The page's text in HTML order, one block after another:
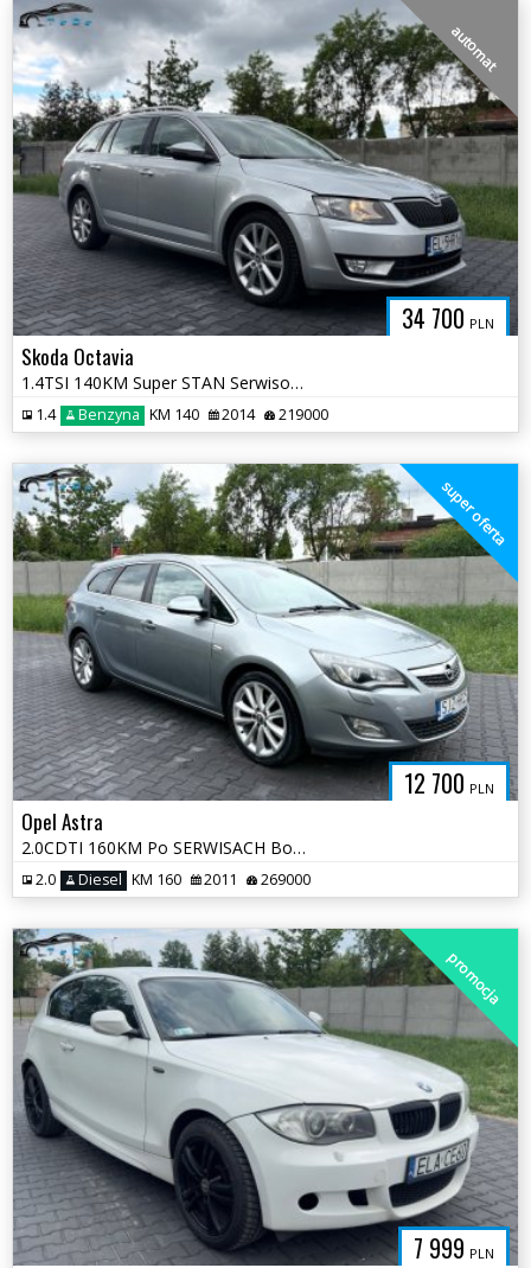
34 700 PLN
automat
Skoda Octavia
1.4TSI 140KM Super STAN Serwisowana DSG Bogata Wersja Opłaty
1.4 Benzyna KM 140 2014 219000
12 700 PLN
super oferta
Opel Astra
2.0CDTI 160KM Po SERWISACH Bogata Wersja Długo Opłaty 2 klucze
2.0 Diesel KM 160 2011 269000
7 999 PLN
promocja